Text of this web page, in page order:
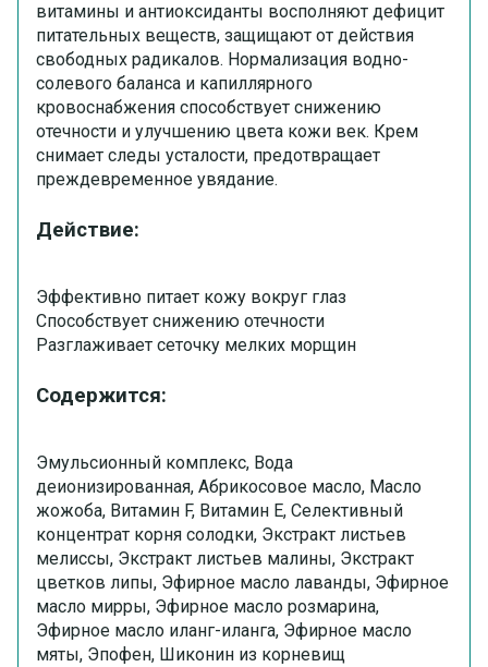
витамины и антиоксиданты восполняют дефицит
питательных веществ, защищают от действия
свободных радикалов. Нормализация водно-
солевого баланса и капиллярного
кровоснабжения способствует снижению
отечности и улучшению цвета кожи век. Крем
снимает следы усталости, предотвращает
преждевременное увядание.
Действие:
Эффективно питает кожу вокруг глаз
Способствует снижению отечности
Разглаживает сеточку мелких морщин
Содержится:
Эмульсионный комплекс, Вода
деионизированная, Абрикосовое масло, Масло
жожоба, Витамин F, Витамин Е, Селективный
концентрат корня солодки, Экстракт листьев
мелиссы, Экстракт листьев малины, Экстракт
цветков липы, Эфирное масло лаванды, Эфирное
масло мирры, Эфирное масло розмарина,
Эфирное масло иланг-иланга, Эфирное масло
мяты, Эпофен, Шиконин из корневищ